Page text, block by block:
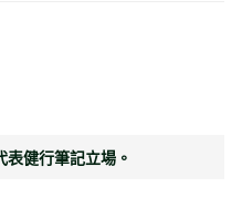
健行筆記立場。